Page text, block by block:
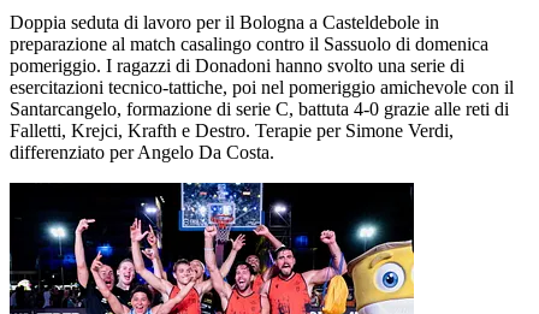
Doppia seduta di lavoro per il Bologna a Casteldebole in
preparazione al match casalingo contro il Sassuolo di domenica
pomeriggio. I ragazzi di Donadoni hanno svolto una serie di
esercitazioni tecnico-tattiche, poi nel pomeriggio amichevole con il
Santarcangelo, formazione di serie C, battuta 4-0 grazie alle reti di
Falletti, Krejci, Krafth e Destro. Terapie per Simone Verdi,
differenziato per Angelo Da Costa.